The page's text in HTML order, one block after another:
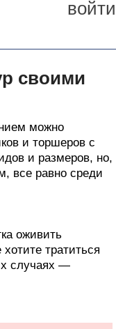
войти
своими
можно
и торшеров с
и размеров, но,
все равно среди
оживить
тратиться
случаях —